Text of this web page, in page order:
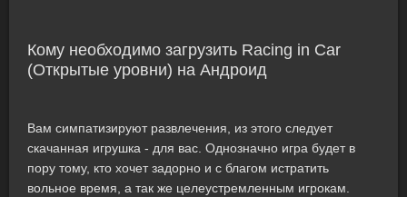
Кому необходимо загрузить Racing in Car
(Открытые уровни) на Андроид
Вам симпатизируют развлечения, из этого следует
скачанная игрушка - для вас. Однозначно игра будет в
пору тому, кто хочет задорно и с благом истратить
вольное время, а так же целеустремленным игрокам.